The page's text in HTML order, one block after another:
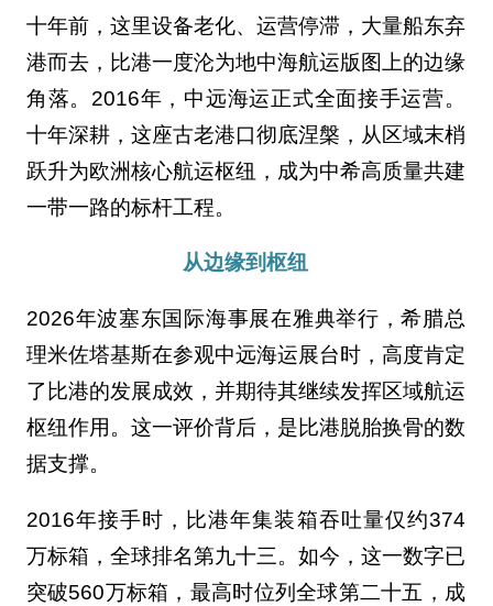
十年前，这里设备老化、运营停滞，大量船东弃
港而去，比港一度沦为地中海航运版图上的边缘
角落。2016年，中远海运正式全面接手运营。
十年深耕，这座古老港口彻底涅槃，从区域末梢
跃升为欧洲核心航运枢纽，成为中希高质量共建
一带一路的标杆工程。
从边缘到枢纽
2026年波塞东国际海事展在雅典举行，希腊总
理米佐塔基斯在参观中远海运展台时，高度肯定
了比港的发展成效，并期待其继续发挥区域航运
枢纽作用。这一评价背后，是比港脱胎换骨的数
据支撑。
2016年接手时，比港年集装箱吞吐量仅约374
万标箱，全球排名第九十三。如今，这一数字已
突破560万标箱，最高时位列全球第二十五，成